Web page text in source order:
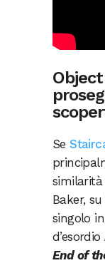
Se
similarità
Baker, su
singolo
d’esordio
End of